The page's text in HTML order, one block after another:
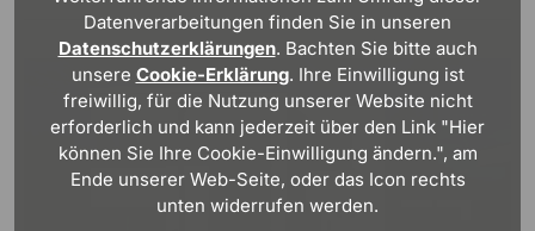
Datenverarbeitungen finden Sie in unseren
Datenschutzerklärungen. Bachten Sie bitte auch
unsere Cookie-Erklärung. Ihre Einwilligung ist
freiwillig, für die Nutzung unserer Website nicht
erforderlich und kann jederzeit über den Link "Hier
können Sie Ihre Cookie-Einwilligung ändern.", am
Ende unserer Web-Seite, oder das Icon rechts
unten widerrufen werden.